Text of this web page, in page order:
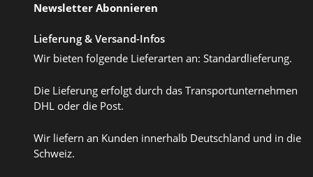
Newsletter Abonnieren
Lieferung & Versand-Infos
Wir bieten folgende Lieferarten an: Standardlieferung.
Die Lieferung erfolgt durch das Transportunternehmen
DHL oder die Post.
Wir liefern an Kunden innerhalb Deutschland und in die
Schweiz.